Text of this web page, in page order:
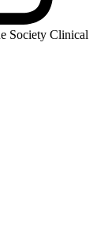
Society Clinical